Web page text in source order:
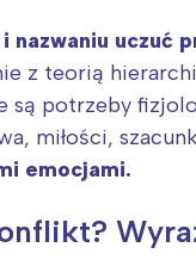
nazwaniu uczuć
z teorią
są potrzeby
miłości,
emocjami.
Trójmiasto
Poznań
Wrocław